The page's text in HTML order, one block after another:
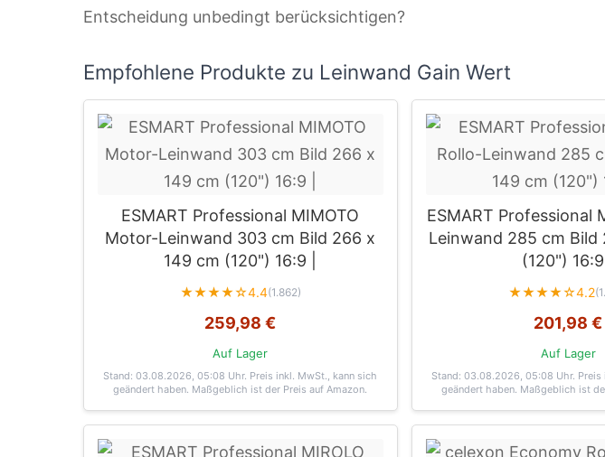
Entscheidung unbedingt berücksichtigen?
Empfohlene Produkte zu Leinwand Gain Wert
ESMART Professional MIMOTO
Motor-Leinwand 303 cm Bild 266 x
149 cm (120") 16:9 |
★★★★☆4.4(1.862)
259,98 €
Auf Lager
Stand: 03.08.2026, 05:08 Uhr. Preis inkl. MwSt., kann sich
geändert haben. Maßgeblich ist der Preis auf Amazon.
ESMART Professional
Leinwand 285 cm Bild
(120") 16:9 |
★★★★☆4.2
201,98 €
Auf Lager
Stand: 03.08.2026, 05:08 Uhr. Preis
geändert haben. Maßgeblich ist